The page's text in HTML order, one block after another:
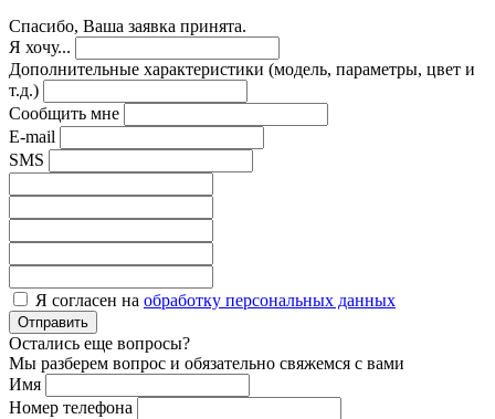
Спасибо, Ваша заявка принята.
Я хочу...
Дополнительные характеристики (модель, параметры, цвет и
т.д.)
Сообщить мне
E-mail
SMS
Я согласен на обработку персональных данных
Отправить
Остались еще вопросы?
Мы разберем вопрос и обязательно свяжемся с вами
Имя
Номер телефона